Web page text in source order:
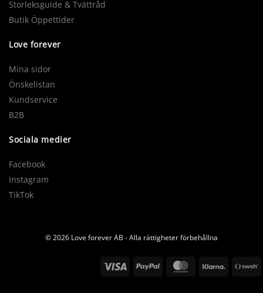
Storleksguide & Tvättråd
Butik Öppettider
Love forever
Mina sidor
Önskelistan
Kundservice
B2B
Sociala medier
Facebook
Instagram
TikTok
© 2026 Love forever AB - Alla rättigheter förbehållna
Visa PayPal MasterCardKlarna